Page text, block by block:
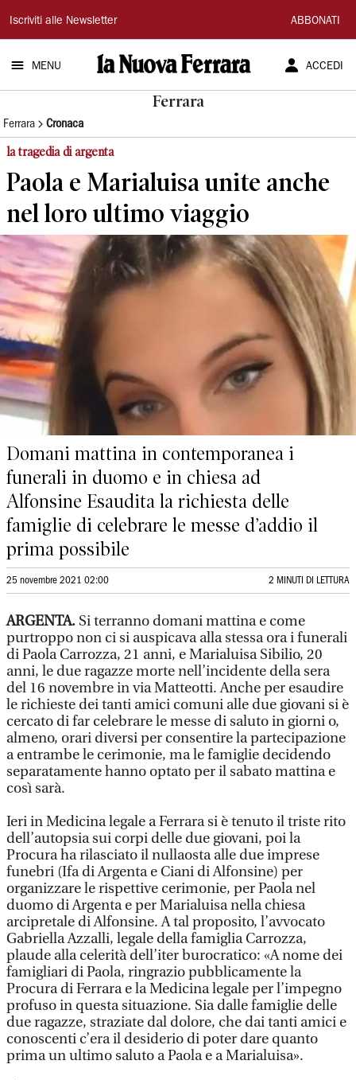
La
Nuova
Ferrara
Iscriviti alle Newsletter ABBONATI
MENU ACCEDI
Ferrara
Ferrara Cronaca
la tragedia di argenta
Paola e Marialuisa unite anche
nel loro ultimo viaggio
Domani mattina in contemporanea i
funerali in duomo e in chiesa ad
Alfonsine Esaudita la richiesta delle
famiglie di celebrare le messe d’addio il
prima possibile
25 novembre 2021 02:00 2 MINUTI DI LETTURA
ARGENTA. Si terranno domani mattina e come
purtroppo non ci si auspicava alla stessa ora i funerali
di Paola Carrozza, 21 anni, e Marialuisa Sibilio, 20
anni, le due ragazze morte nell’incidente della sera
del 16 novembre in via Matteotti. Anche per esaudire
le richieste dei tanti amici comuni alle due giovani si è
cercato di far celebrare le messe di saluto in giorni o,
almeno, orari diversi per consentire la partecipazione
a entrambe le cerimonie, ma le famiglie decidendo
separatamente hanno optato per il sabato mattina e
così sarà.
Ieri in Medicina legale a Ferrara si è tenuto il triste rito
dell’autopsia sui corpi delle due giovani, poi la
Procura ha rilasciato il nullaosta alle due imprese
funebri (Ifa di Argenta e Ciani di Alfonsine) per
organizzare le rispettive cerimonie, per Paola nel
duomo di Argenta e per Marialuisa nella chiesa
arcipretale di Alfonsine. A tal proposito, l’avvocato
Gabriella Azzalli, legale della famiglia Carrozza,
plaude alla celerità dell’iter burocratico: «A nome dei
famigliari di Paola, ringrazio pubblicamente la
Procura di Ferrara e la Medicina legale per l’impegno
profuso in questa situazione. Sia dalle famiglie delle
due ragazze, straziate dal dolore, che dai tanti amici e
conoscenti c’era il desiderio di poter dare quanto
prima un ultimo saluto a Paola e a Marialuisa».